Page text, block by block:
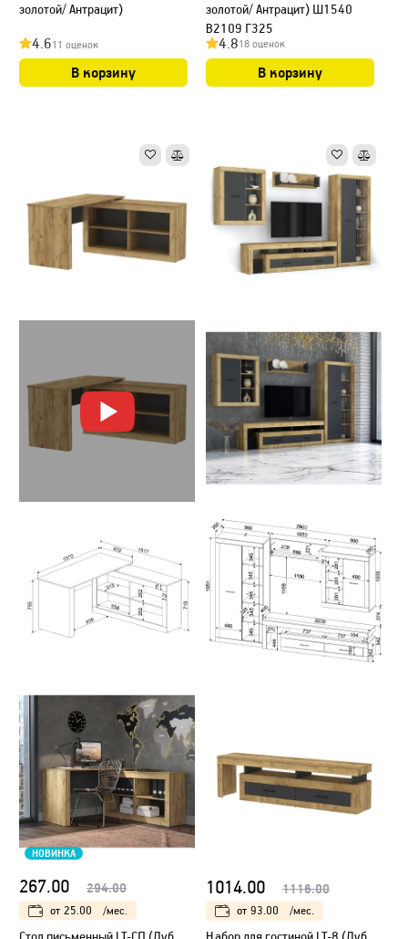
золотой/ Антрацит)
4.611 оценок
В корзину
золотой/ Антрацит) Ш1540
В2109 Г325
4.818 оценок
В корзину
НОВИНКА
267.00 294.00
от 25.00 /мес.
1014.00 1116.00
от 93.00 /мес.